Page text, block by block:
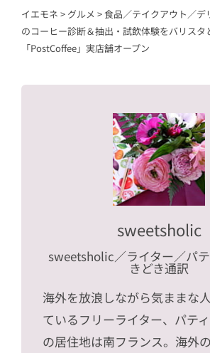
イエモネ > グルメ >食品／テイクアウト／デ
のコーヒー診断＆抽出・試飲体験をバリス
「PostCoffee」実店舗オープン
sweetsholic
sweetsholic／ライター／パ
きどき通訳
海外を放浪しながら気ままな
ているフリーライター、パテ
の居住地は南フランス。海外